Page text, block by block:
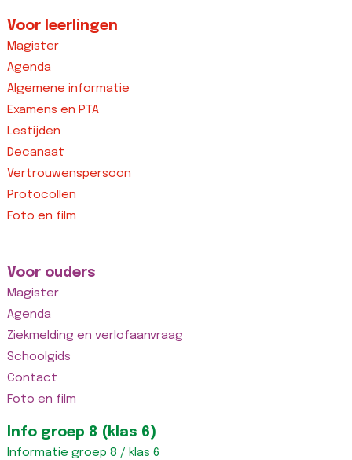
Voor leerlingen
Magister
Agenda
Algemene informatie
Examens en PTA
Lestijden
Decanaat
Vertrouwenspersoon
Protocollen
Foto en film
Voor ouders
Magister
Agenda
Ziekmelding en verlofaanvraag
Schoolgids
Contact
Foto en film
Info groep 8 (klas 6)
Informatie groep 8 / klas 6